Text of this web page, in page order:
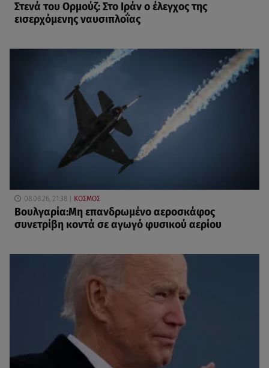
Στενά του Ορμούζ: Στο Ιράν ο έλεγχος της
εισερχόμενης ναυσιπλοΐας
08.08.26, 21:38 ΚΟΣΜΟΣ
Βουλγαρία:Μη επανδρωμένο αεροσκάφος
συνετρίβη κοντά σε αγωγό φυσικού αερίου